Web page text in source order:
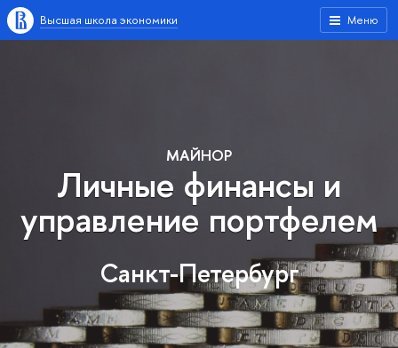
Меню
Высшая школа экономики
МАЙНОР
Личные финансы и
управление портфелем
Санкт-Петербург